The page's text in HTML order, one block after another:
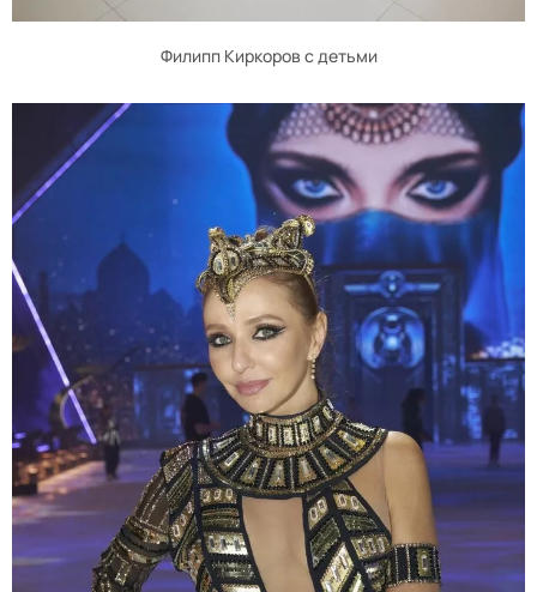
Филипп Киркоров с детьми